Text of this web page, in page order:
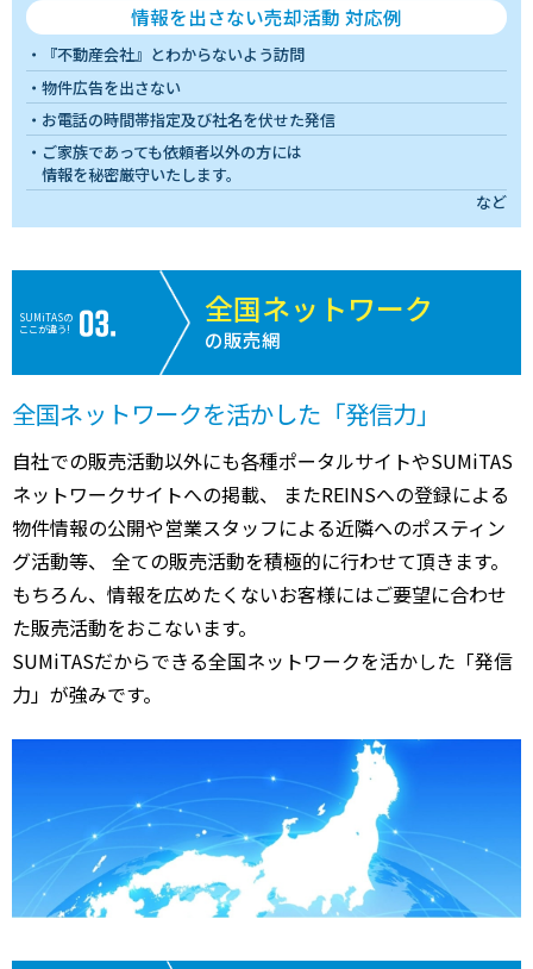
情報を出さない売却活動 対応例
『不動産会社』とわからないよう訪問
物件広告を出さない
お電話の時間帯指定及び社名を伏せた発信
ご家族であっても依頼者以外の方には
情報を秘密厳守いたします。
など
SUMiTASの
ここが違う!
全国ネットワーク
の販売網
全国ネットワークを活かした「発信力」
自社での販売活動以外にも各種ポータルサイトやSUMiTAS
ネットワークサイトへの掲載、 またREINSへの登録による
物件情報の公開や営業スタッフによる近隣へのポスティン
グ活動等、 全ての販売活動を積極的に行わせて頂きます。
もちろん、情報を広めたくないお客様にはご要望に合わせ
た販売活動をおこないます。
SUMiTASだからできる全国ネットワークを活かした「発信
力」が強みです。